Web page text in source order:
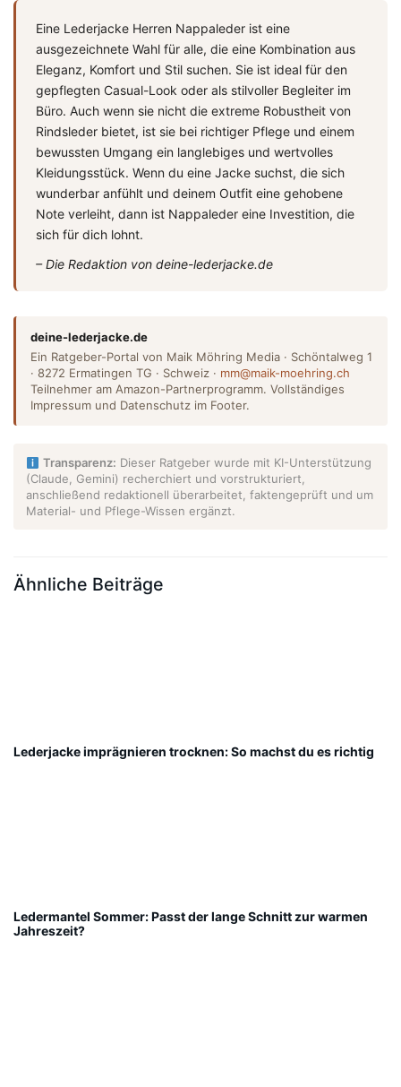
Eine Lederjacke Herren Nappaleder ist eine
ausgezeichnete Wahl für alle, die eine Kombination aus
Eleganz, Komfort und Stil suchen. Sie ist ideal für den
gepflegten Casual-Look oder als stilvoller Begleiter im
Büro. Auch wenn sie nicht die extreme Robustheit von
Rindsleder bietet, ist sie bei richtiger Pflege und einem
bewussten Umgang ein langlebiges und wertvolles
Kleidungsstück. Wenn du eine Jacke suchst, die sich
wunderbar anfühlt und deinem Outfit eine gehobene
Note verleiht, dann ist Nappaleder eine Investition, die
sich für dich lohnt.
– Die Redaktion von deine-lederjacke.de
deine-lederjacke.de
Ein Ratgeber-Portal von Maik Möhring Media · Schöntalweg 1
· 8272 Ermatingen TG · Schweiz · mm@maik-moehring.ch
Teilnehmer am Amazon-Partnerprogramm. Vollständiges
Impressum und Datenschutz im Footer.
Transparenz: Dieser Ratgeber wurde mit KI-Unterstützung
(Claude, Gemini) recherchiert und vorstrukturiert,
anschließend redaktionell überarbeitet, faktengeprüft und um
Material- und Pflege-Wissen ergänzt.
Ähnliche Beiträge
Lederjacke imprägnieren trocknen: So machst du es richtig
Ledermantel Sommer: Passt der lange Schnitt zur warmen
Jahreszeit?